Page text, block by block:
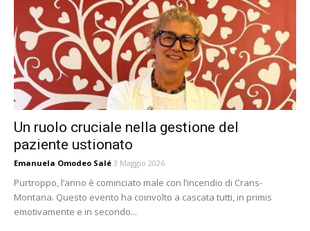
Un ruolo cruciale nella gestione del
paziente ustionato
Emanuela Omodeo Salé 3 Maggio 2026
Purtroppo, l’anno è cominciato male con l’incendio di Crans-
Montana. Questo evento ha coinvolto a cascata tutti, in primis
emotivamente e in secondo...